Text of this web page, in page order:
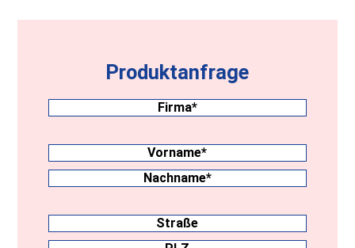
Produktanfrage
Firma(erforderlich)
Nachname(erforderlich)
Vorname
Anschrift
Straße